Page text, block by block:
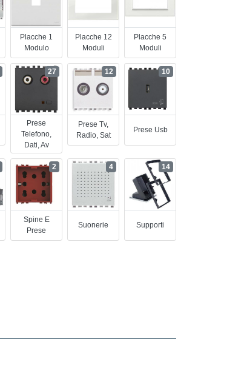
Placche 1
Modulo
Placche 12
Moduli
Placche 5
Moduli
Prese
Telefono,
Dati, Av
27
Prese Tv,
Radio, Sat
12
Prese Usb
10
Spine E
Prese
2
Suonerie
4
Supporti
14